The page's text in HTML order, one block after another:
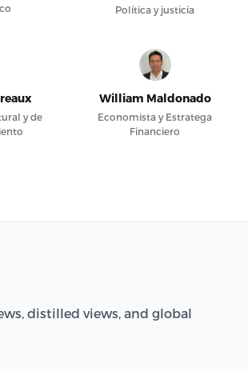
Política y justicia
y de
William Maldonado
Economista y Estratega
Financiero
distilled views, and global